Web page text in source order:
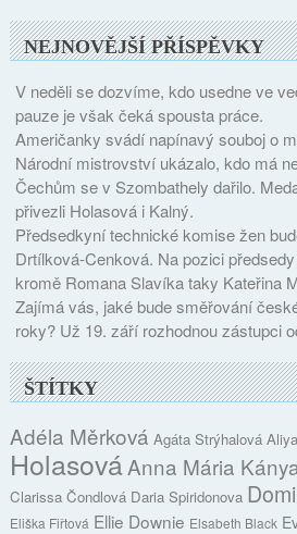
NEJNOVĚJŠÍ PŘÍSPĚVKY
V neděli se dozvíme, kdo usedne ve
pauze je však čeká spousta práce.
Američanky svádí napínavý souboj o
Národní mistrovství ukázalo, kdo má
Čechům se v Szombathely dařilo.
přivezli Holasová i Kalný.
Předsedkyní technické komise žen
Drtílková-Cenková. Na pozici
kromě Romana Slavíka taky Kateřina
Zajímá vás, jaké bude směřování
roky? Už 19. září rozhodnou zástupci
ŠTÍTKY
Adéla Měrková Agáta Strýhalová
HolasováAnna Mária
Clarissa Čondlová Daria Spiridonova
Eliška Fiřtová Ellie Downie Elsabeth Black